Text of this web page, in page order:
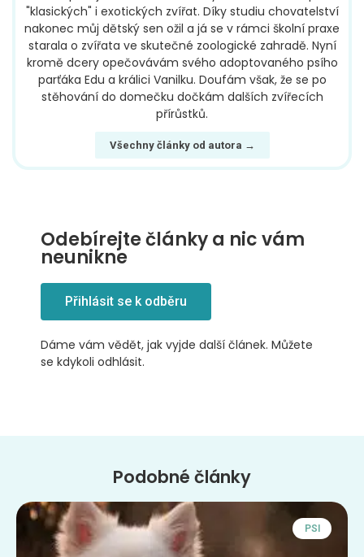
"klasických" i exotických zvířat. Díky studiu chovatelství
nakonec můj dětský sen ožil a já se v rámci školní praxe
starala o zvířata ve skutečné zoologické zahradě. Nyní
kromě dcery opečovávám svého adoptovaného psího
parťáka Edu a králici Vanilku. Doufám však, že se po
stěhování do domečku dočkám dalších zvířecích
přírůstků.
Všechny články od autora →
Odebírejte články a nic vám
neunikne
Přihlásit se k odběru
Dáme vám vědět, jak vyjde další článek. Můžete
se kdykoli odhlásit.
Podobné články
PSI